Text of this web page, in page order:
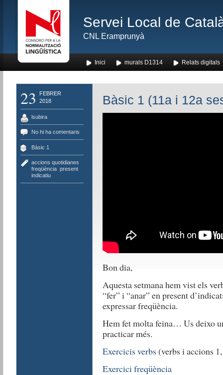
Servei Local de
CNL Eramprunyà
Inici murals D1314 Relats digitals
23
FEBRER
2018
lsubira
No hi ha comentaris
Bàsic 1
accions quotidianes
freqüència, present
indicatiu
Bàsic 1 (11a i 12a
Bon dia,
Aquesta setmana hem vist els
“fer” i “anar” en present
expressar freqüència.
Hem fet molta feina… Us deixo
practicar més.
Exercicis verbs(verbs i accions
Exercici freqüència